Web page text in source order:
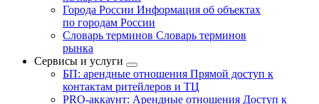
Города России Информация об объектах
по городам России
Словарь терминов Словарь терминов
рынка
Сервисы и услуги
БП: арендные отношения Прямой доступ к
контактам ритейлеров и ТЦ
PRO-аккаунт: Арендные отношения Доступ к